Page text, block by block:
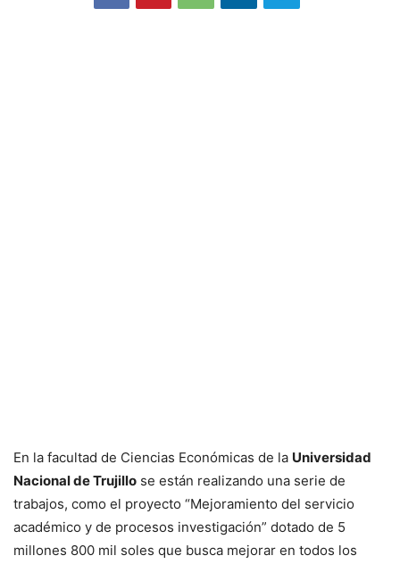
En la facultad de Ciencias Económicas de la Universidad
Nacional de Trujillo se están realizando una serie de
trabajos, como el proyecto “Mejoramiento del servicio
académico y de procesos investigación” dotado de 5
millones 800 mil soles que busca mejorar en todos los